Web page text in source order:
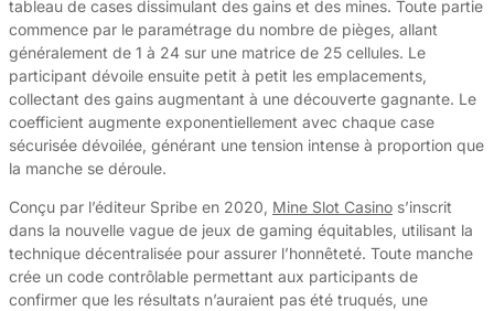
tableau de cases dissimulant des gains et des mines. Toute partie
commence par le paramétrage du nombre de pièges, allant
généralement de 1 à 24 sur une matrice de 25 cellules. Le
participant dévoile ensuite petit à petit les emplacements,
collectant des gains augmentant à une découverte gagnante. Le
coefficient augmente exponentiellement avec chaque case
sécurisée dévoilée, générant une tension intense à proportion que
la manche se déroule.
Conçu par l’éditeur Spribe en 2020, Mine Slot Casino s’inscrit
dans la nouvelle vague de jeux de gaming équitables, utilisant la
technique décentralisée pour assurer l’honnêteté. Toute manche
crée un code contrôlable permettant aux participants de
confirmer que les résultats n’auraient pas été truqués, une